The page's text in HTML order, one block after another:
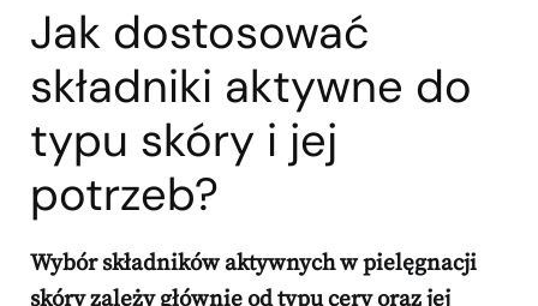
Jak dostosować
składniki aktywne do
typu skóry i jej
potrzeb?
Wybór składników aktywnych w pielęgnacji
skóry zależy głównie od typu cery oraz jej